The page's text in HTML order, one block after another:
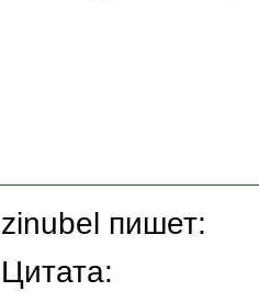
zinubel пишет:
Цитата: